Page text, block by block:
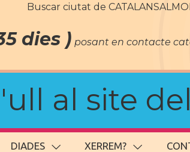
Buscar ciutat de
dies ) posant en contacte
al site
DIADES XERREM?